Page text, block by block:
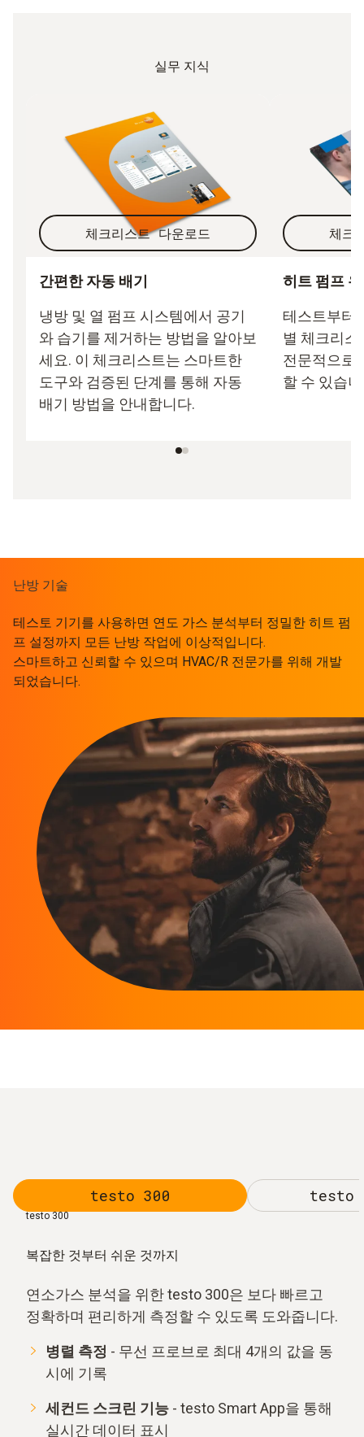
실무 지식
체크리스트 다운로드
간편한 자동 배기
냉방 및 열 펌프 시스템에서 공기
와 습기를 제거하는 방법을 알아보
세요. 이 체크리스트는 스마트한
도구와 검증된 단계를 통해 자동
배기 방법을 안내합니다.
체크
히트 펌프
테스트부터
별 체크리
전문적으로
할 수 있습
난방 기술
테스토 기기를 사용하면 연도 가스 분석부터 정밀한 히트 펌
프 설정까지 모든 난방 작업에 이상적입니다.
스마트하고 신뢰할 수 있으며 HVAC/R 전문가를 위해 개발
되었습니다.
testo 300 testo
testo 300
복잡한 것부터 쉬운 것까지
연소가스 분석을 위한 testo 300은 보다 빠르고
정확하며 편리하게 측정할 수 있도록 도와줍니다.
병렬 측정 - 무선 프로브로 최대 4개의 값을 동
시에 기록
세컨드 스크린 기능 - testo Smart App을 통해
실시간 데이터 표시